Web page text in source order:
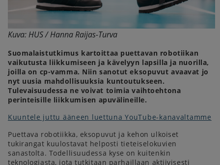
Kuva: HUS / Hanna Raijas-Turva
Suomalaistutkimus kartoittaa puettavan robotiikan
vaikutusta liikkumiseen ja kävelyyn lapsilla ja nuorilla,
joilla on cp-vamma. Niin sanotut eksopuvut avaavat jo
nyt uusia mahdollisuuksia kuntoutukseen.
Tulevaisuudessa ne voivat toimia vaihtoehtona
perinteisille liikkumisen apuvälineille.
Kuuntele juttu ääneen luettuna YouTube-kanavaltamme
Puettava robotiikka, eksopuvut ja kehon ulkoiset
tukirangat kuulostavat helposti tieteiselokuvien
sanastolta. Todellisuudessa kyse on kuitenkin
teknologiasta, jota tutkitaan parhaillaan aktiivisesti